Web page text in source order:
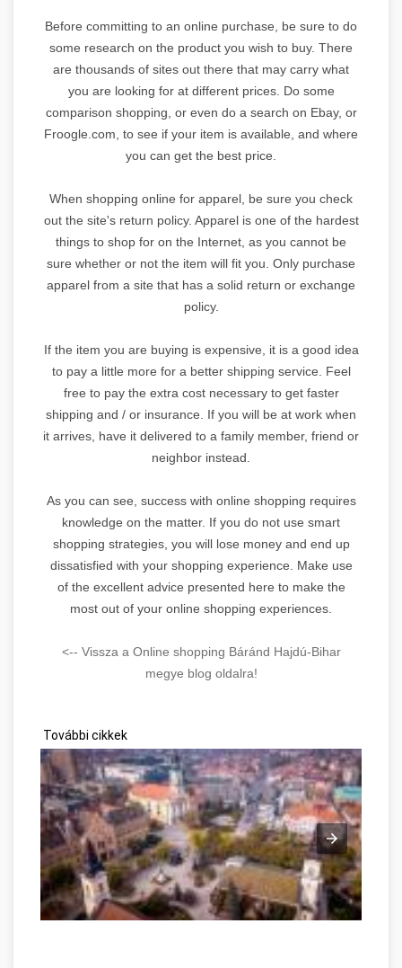
Before committing to an online purchase, be sure to do
some research on the product you wish to buy. There
are thousands of sites out there that may carry what
you are looking for at different prices. Do some
comparison shopping, or even do a search on Ebay, or
Froogle.com, to see if your item is available, and where
you can get the best price.
When shopping online for apparel, be sure you check
out the site's return policy. Apparel is one of the hardest
things to shop for on the Internet, as you cannot be
sure whether or not the item will fit you. Only purchase
apparel from a site that has a solid return or exchange
policy.
If the item you are buying is expensive, it is a good idea
to pay a little more for a better shipping service. Feel
free to pay the extra cost necessary to get faster
shipping and / or insurance. If you will be at work when
it arrives, have it delivered to a family member, friend or
neighbor instead.
As you can see, success with online shopping requires
knowledge on the matter. If you do not use smart
shopping strategies, you will lose money and end up
dissatisfied with your shopping experience. Make use
of the excellent advice presented here to make the
most out of your online shopping experiences.
<-- Vissza a Online shopping Báránd Hajdú-Bihar
megye blog oldalra!
További cikkek